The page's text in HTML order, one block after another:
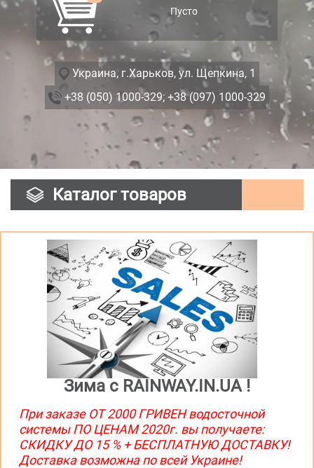
Пусто
Украина, г.Харьков, ул. Щепкина, 1
+38 (050) 1000-329; +38 (097) 1000-329
Каталог товаров
Зима с RAINWAY.IN.UA !
При заказе ОТ 2000 ГРИВЕН водосточной
системы ПО ЦЕНАМ 2020г. вы получаете:
СКИДКУ ДО 15 % + БЕСПЛАТНУЮ ДОСТАВКУ!
Доставка возможна по всей Украине!